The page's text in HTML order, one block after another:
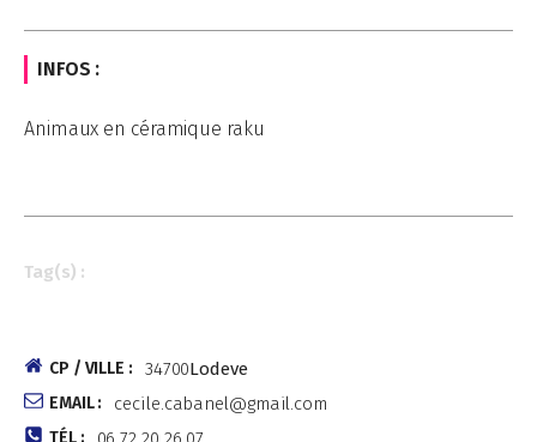
INFOS :
Animaux en céramique raku
Tag(s) :
CP / VILLE : 34700Lodeve
EMAIL : cecile.cabanel@gmail.com